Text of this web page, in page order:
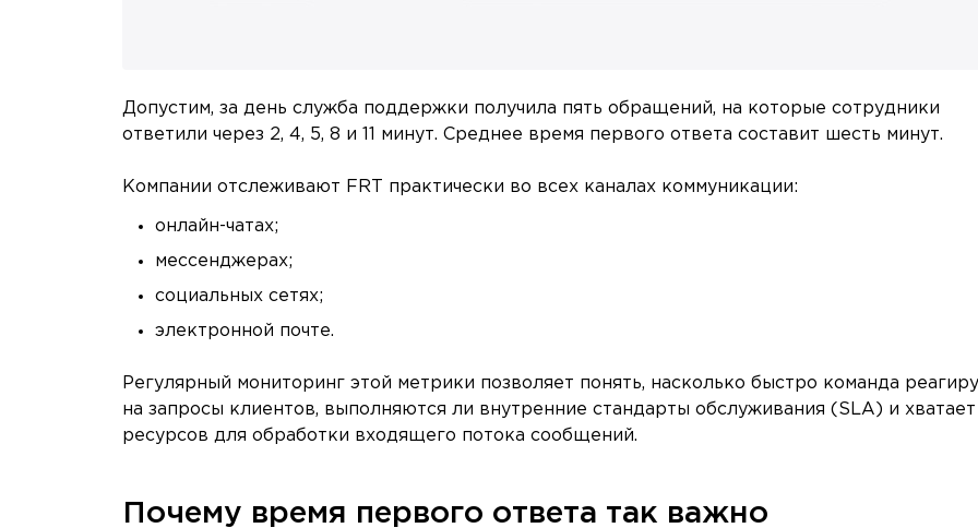
Допустим, за день служба поддержки получила пять обращений, на которые сотрудники
ответили через 2, 4, 5, 8 и 11 минут. Среднее время первого ответа составит шесть минут.
Компании отслеживают FRT практически во всех каналах коммуникации:
онлайн-чатах;
мессенджерах;
социальных сетях;
электронной почте.
Регулярный мониторинг этой метрики позволяет понять, насколько быстро команда
на запросы клиентов, выполняются ли внутренние стандарты обслуживания (SLA) и
ресурсов для обработки входящего потока сообщений.
Почему время первого ответа так важно